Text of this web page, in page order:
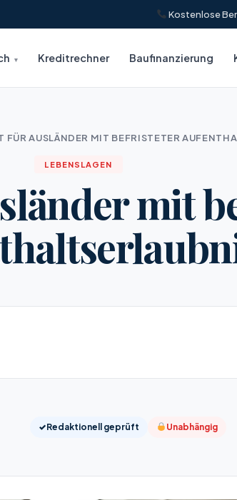
Kostenlose
Kreditrechner Baufinanzierung
FÜR AUSLÄNDER MIT BEFRISTETER
LEBENSLAGEN
mit
✓Redaktionell geprüft Unabhängig